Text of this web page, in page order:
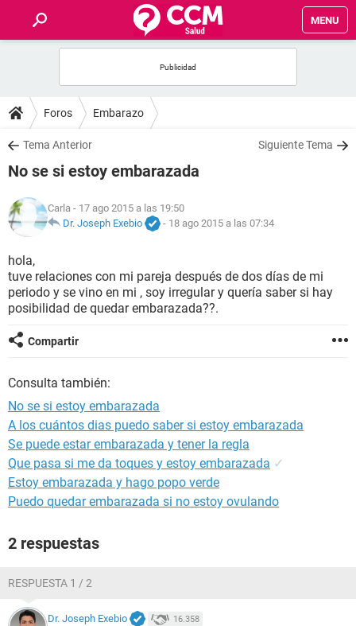
MENU
FOROS
SALUD
NUTRICIÓN
BIENESTAR
SEXUALIDAD
GLOSARIO
Foros Embarazo
Tema Anterior Siguiente Tema
No se si estoy embarazada
Carla - 17 ago 2015 a las 19:50
Dr. Joseph Exebio
- 18 ago 2015 a las 07:34
hola,
tuve relaciones con mi pareja después de dos días de mi
periodo y se vino en mi , soy irregular y quería saber si hay
posibilidad de quedar embarazada??.
Compartir
Consulta también:
No se si estoy embarazada
A los cuántos dias puedo saber si estoy embarazada
Se puede estar embarazada y tener la regla
Que pasa si me da toques y estoy embarazada ✓
Estoy embarazada y hago popo verde
Puedo quedar embarazada si no estoy ovulando
2 respuestas
RESPUESTA 1 / 2
Dr. Joseph Exebio 16.358